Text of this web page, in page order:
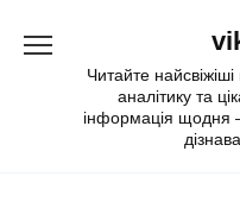
Читайте
аналітику та
інформація щодня